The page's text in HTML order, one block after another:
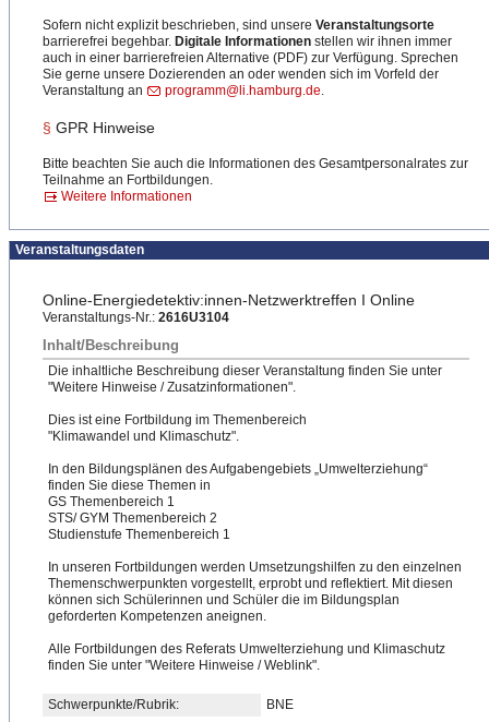
Sofern nicht explizit beschrieben, sind unsere Veranstaltungsorte
barrierefrei begehbar. Digitale Informationen stellen wir ihnen immer
auch in einer barrierefreien Alternative (PDF) zur Verfügung. Sprechen
Sie gerne unsere Dozierenden an oder wenden sich im Vorfeld der
Veranstaltung an
programm@li.hamburg.de.
§ GPR Hinweise
Bitte beachten Sie auch die Informationen des Gesamtpersonalrates zur
Teilnahme an Fortbildungen.
Weitere Informationen
Veranstaltungsdaten
Online-Energiedetektiv:inn​en-Netzwerktreffen I Online
Veranstaltungs-Nr.: 2616U3104
Inhalt/Beschreibung
Die inhaltliche Beschreibung dieser Veranstaltung finden Sie unter
"Weitere Hinweise / Zusatzinformationen".
Die​s ist eine Fortbildung im Themenbereich
"Kl​imawandel und Klimaschutz".
In den Bildungsplänen des Aufgabengebiets „Umwelterziehung“
finden Sie diese Themen in
GS Themenbereich 1
STS/ GYM Themenbereich 2
Studienstufe Themenbereich 1
In unseren Fortbildungen werden Umsetzungshilfen zu den einzelnen
Themenschwerpunkten vorgestellt, erprobt und reflektiert. Mit diesen
können sich Schülerinnen und Schüler die im Bildungsplan
geforderten Kompetenzen aneignen.
Alle Fortbildungen des Referats Umwelterziehung und Klimaschutz
finden Sie unter "Weitere Hinweise / Weblink".
Schwerpunkte/Rubrik: BNE